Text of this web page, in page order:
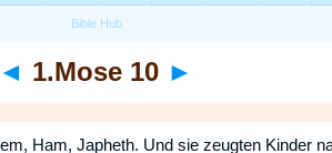
◄ 1.Mose 10 ►
Ham, Japheth. Und sie zeugten Kinder